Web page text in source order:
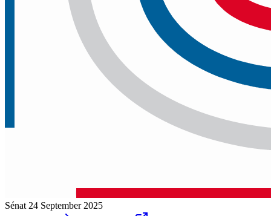
Sénat 24 September 2025